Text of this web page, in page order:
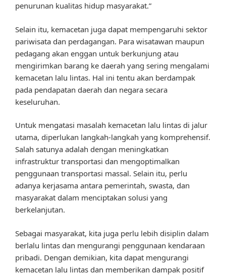
penurunan kualitas hidup masyarakat.”
Selain itu, kemacetan juga dapat mempengaruhi sektor
pariwisata dan perdagangan. Para wisatawan maupun
pedagang akan enggan untuk berkunjung atau
mengirimkan barang ke daerah yang sering mengalami
kemacetan lalu lintas. Hal ini tentu akan berdampak
pada pendapatan daerah dan negara secara
keseluruhan.
Untuk mengatasi masalah kemacetan lalu lintas di jalur
utama, diperlukan langkah-langkah yang komprehensif.
Salah satunya adalah dengan meningkatkan
infrastruktur transportasi dan mengoptimalkan
penggunaan transportasi massal. Selain itu, perlu
adanya kerjasama antara pemerintah, swasta, dan
masyarakat dalam menciptakan solusi yang
berkelanjutan.
Sebagai masyarakat, kita juga perlu lebih disiplin dalam
berlalu lintas dan mengurangi penggunaan kendaraan
pribadi. Dengan demikian, kita dapat mengurangi
kemacetan lalu lintas dan memberikan dampak positif